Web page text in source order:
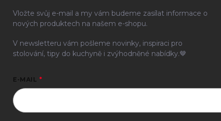
Vložte svůj e-mail a my vám budeme zasílat informace o
nových produktech na našem e-shopu.
V newsletteru vám pošleme novinky, inspiraci pro
stolování, tipy do kuchyně i zvýhodněné nabídky.🤎
E-MAIL